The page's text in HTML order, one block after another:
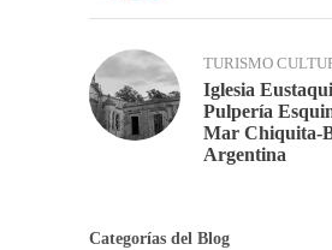
TURISMO
Iglesia
Pulpería
Mar Chiquita-
Argentina
Categorías del Blog